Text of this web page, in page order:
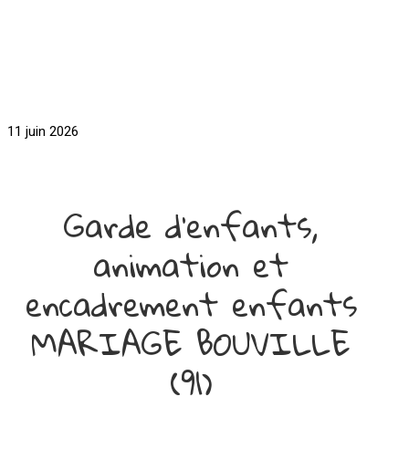
11 juin 2026
Garde d'enfants,
animation et
encadrement enfants
MARIAGE BOUVILLE
(91)